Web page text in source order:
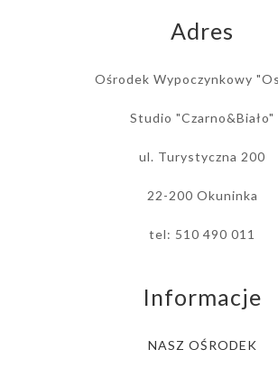
Adres
Ośrodek Wypoczynkowy
Studio "Czarno&Biało"
ul. Turystyczna 200
22-200 Okuninka
tel: 510 490 011
Informacje
NASZ OŚRODEK